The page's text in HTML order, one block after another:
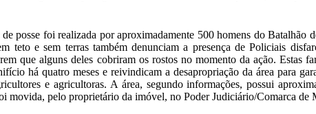
posse foi realizada por aproximadamente 500 homens do Batalhão
teto e sem terras também denunciam a presença de Policiais
que alguns deles cobriram os rostos no momento da ação. Estas
há quatro meses e reivindicam a desapropriação da área para
e agricultoras. A área, segundo informações, possui
movida, pelo proprietário da imóvel, no Poder Judiciário/Comarca de